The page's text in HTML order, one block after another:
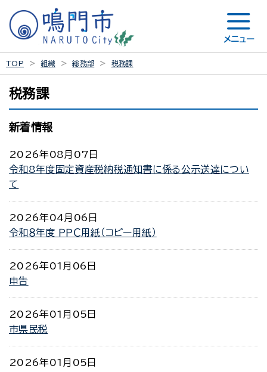
メニュー
TOP 組織 総務部 税務課
税務課
新着情報
2026年08月07日
令和8年度固定資産税納税通知書に係る公示送達につい
て
2026年04月06日
令和８年度 ＰＰＣ用紙（コピー用紙）
2026年01月06日
申告
2026年01月05日
市県民税
2026年01月05日